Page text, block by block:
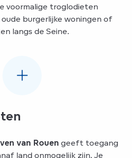
voormalige troglodieten
burgerlijke woningen of
langs de Seine.
van Rouen geeft toegang
land onmogelijk zijn. Je